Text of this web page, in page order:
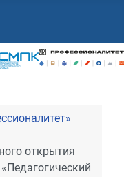
открытия